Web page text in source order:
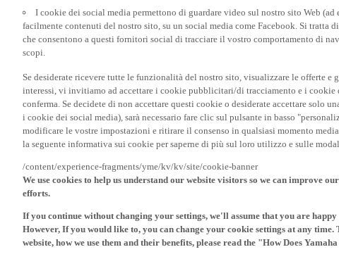
I cookie dei social media permettono di guardare video sul nostro sito Web (ad
facilmente contenuti del nostro sito, su un social media come Facebook. Si
che consentono a questi fornitori social di tracciare il vostro comportamento di
scopi.
Se desiderate ricevere tutte le funzionalità del nostro sito, visualizzare le offerte
interessi, vi invitiamo ad accettare i cookie pubblicitari/di tracciamento e i cookie
conferma. Se decidete di non accettare questi cookie o desiderate accettare solo
i cookie dei social media), sarà necessario fare clic sul pulsante in basso
modificare le vostre impostazioni e ritirare il consenso in qualsiasi momento
la seguente informativa sui cookie per saperne di più sul loro utilizzo e sulle
/content/experience-fragments/yme/kv/kv/site/cookie-banner
We use cookies to help us understand our website visitors so we can improve
efforts.
If you continue without changing your settings, we'll assume that you are happy
However, If you would like to, you can change your cookie settings at any time.
website, how we use them and their benefits, please read the "How Does